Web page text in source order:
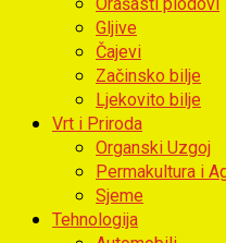
Gljive
Čajevi
Začinsko bilje
Ljekovito bilje
Vrt i Priroda
Organski Uzgoj
Permakultura i
Sjeme
Tehnologija